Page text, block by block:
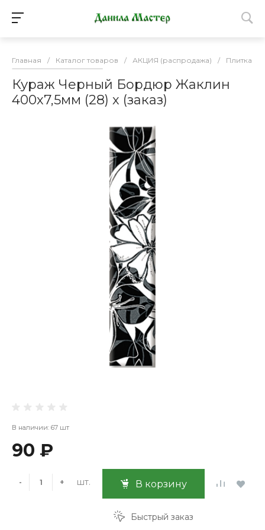
Главная / Каталог товаров / АКЦИЯ (распродажа) / Плитка
Кураж Черный Бордюр Жаклин
400х7,5мм (28) х (заказ)
В наличии: 67 шт
90 ₽
- + шт. В корзину
Быстрый заказ